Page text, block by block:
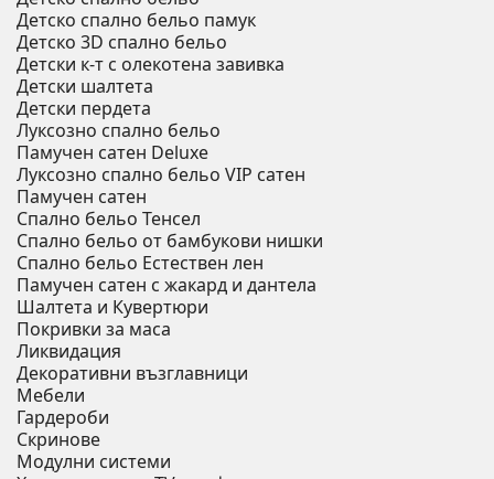
Детско спално бельо памук
Детско 3D спално бельо
Детски к-т с олекотена завивка
Детски шалтета
Детски пердета
Луксозно спално бельо
Памучен сатен Deluxe
Луксозно спално бельо VIP сатен
Памучен сатен
Спално бельо Тенсел
Спално бельо от бамбукови нишки
Спално бельо Естествен лен
Памучен сатен с жакард и дантела
Шалтета и Кувертюри
Покривки за маса
Ликвидация
Декоративни възглавници
Мебели
Гардероби
Скринове
Модулни системи